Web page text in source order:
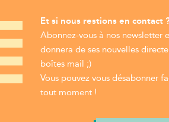
Et si nous restions en contact
Abonnez-vous à nos newsletter
donnera de ses nouvelles
boîtes mail ;)
Vous pouvez vous désabonner
tout moment !